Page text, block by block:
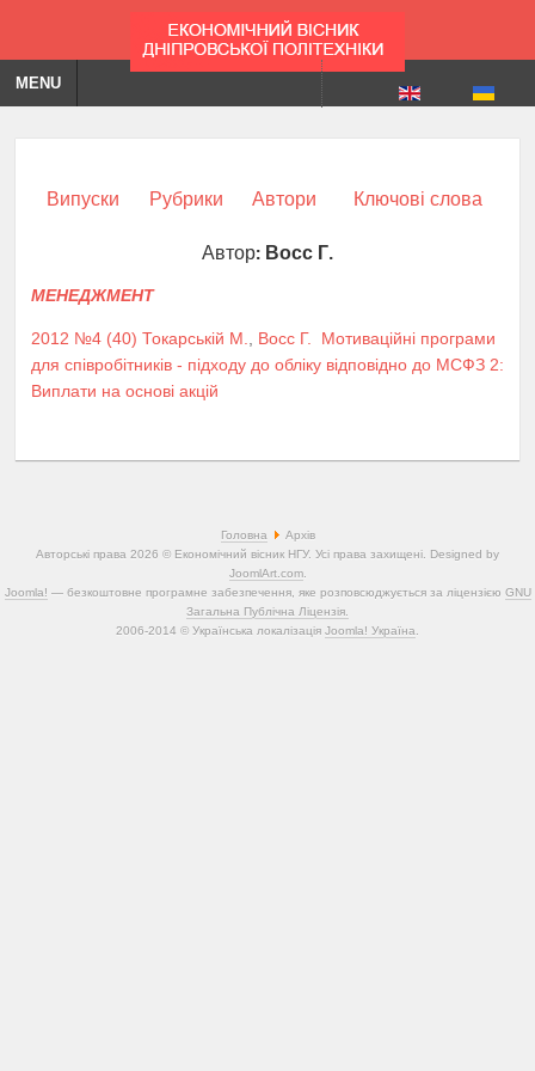
MENU
Випуски Рубрики Автори Ключові слова
Автор: Восс Г.
МЕНЕДЖМЕНТ
2012 №4 (40) Токарській М. Восс Г.
Мотиваційні програми
для співробітників - підходу до обліку відповідно до МСФЗ 2:
Виплати на основі акцій
Головна
Архів
Авторські права 2026 © Економічний вісник НГУ. Усі права захищені. Designed by
JoomlArt.com.
Joomla! — безкоштовне програмне забезпечення, яке розповсюджується за ліцензією GNU
Загальна Публічна Ліцензія.
2006-2014 © Українська локалізація Joomla! Україна